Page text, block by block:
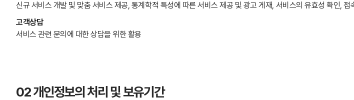
신규 서비스 개발 및 맞춤 서비스 제공, 통계학적 특성에 따른 서비스 제공 및 광고 게재, 서비스의 유효성 확인,
고객상담
서비스 관련 문의에 대한 상담을 위한 활용
02 개인정보의 처리 및 보유기간